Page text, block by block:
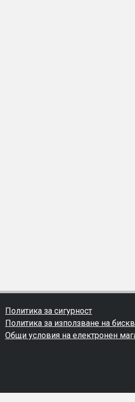
Политика за сигурност
Политика за използване на
Общи условия на електронен